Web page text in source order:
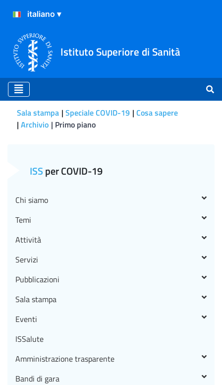
Istituto Superiore di Sanità
Sala stampa Speciale COVID-19 Cosa sapere
Archivio Primo piano
ISSper COVID-19
Chi siamo
Temi
Attività
Servizi
Pubblicazioni
Sala stampa
Eventi
ISSalute
Amministrazione trasparente
Bandi di gara